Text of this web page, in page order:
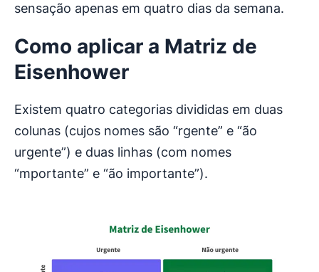
sensação apenas em quatro dias da semana.
Como aplicar a Matriz de
Eisenhower
Existem quatro categorias divididas em duas
colunas (cujos nomes são “rgente” e “ão
urgente”) e duas linhas (com nomes
“mportante” e “ão importante”).